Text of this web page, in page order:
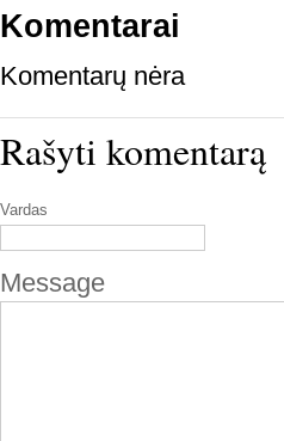
Komentarai
Komentarų nėra
Rašyti komentarą
Vardas
Message